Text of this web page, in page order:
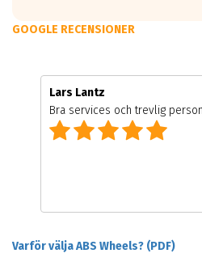
GOOGLE RECENSIONER
Lars Lantz
Bra services och trevlig
Varför välja ABS Wheels? (PDF)